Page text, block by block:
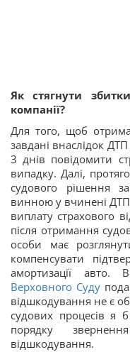
Як стягнути
компанії?
Для того, щоб
завдані внаслідок
3 днів повідомити
випадку. Далі,
судового рішення
винною у вчинені ДТП
виплату страхового
після отримання
особи має
компенсувати
амортизації авто.
Верховного Суду
відшкодування не є
судових процесів я
порядку
відшкодування.